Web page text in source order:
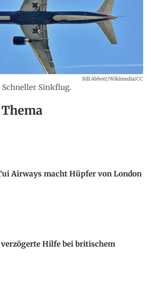
Schneller Sinkflug.
Bill Abbott/Wikimedia/CC
Airways macht Hüpfer von London
Hilfe bei britischem